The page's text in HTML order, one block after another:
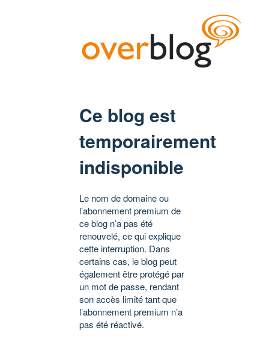
Ce blog est
temporairement
indisponible
Le nom de domaine ou
l’abonnement premium de
ce blog n’a pas été
renouvelé, ce qui explique
cette interruption. Dans
certains cas, le blog peut
également être protégé par
un mot de passe, rendant
son accès limité tant que
l’abonnement premium n’a
pas été réactivé.